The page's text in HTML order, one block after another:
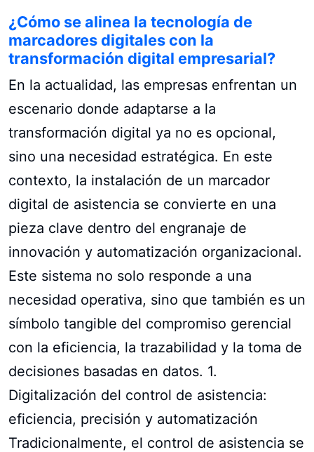
¿Cómo se alinea la tecnología de
marcadores digitales con la
transformación digital empresarial?
En la actualidad, las empresas enfrentan un
escenario donde adaptarse a la
transformación digital ya no es opcional,
sino una necesidad estratégica. En este
contexto, la instalación de un marcador
digital de asistencia se convierte en una
pieza clave dentro del engranaje de
innovación y automatización organizacional.
Este sistema no solo responde a una
necesidad operativa, sino que también es un
símbolo tangible del compromiso gerencial
con la eficiencia, la trazabilidad y la toma de
decisiones basadas en datos. 1.
Digitalización del control de asistencia:
eficiencia, precisión y automatización
Tradicionalmente, el control de asistencia se